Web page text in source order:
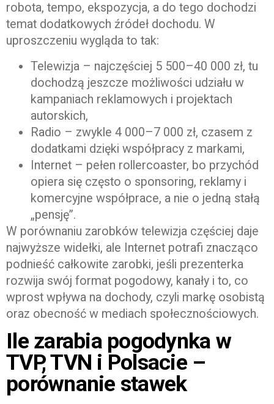
robota, tempo, ekspozycja, a do tego dochodzi
temat dodatkowych źródeł dochodu. W
uproszczeniu wygląda to tak:
Telewizja – najczęściej 5 500–40 000 zł, tu
dochodzą jeszcze możliwości udziału w
kampaniach reklamowych i projektach
autorskich,
Radio – zwykle 4 000–7 000 zł, czasem z
dodatkami dzięki współpracy z markami,
Internet – pełen rollercoaster, bo przychód
opiera się często o sponsoring, reklamy i
komercyjne współprace, a nie o jedną stałą
„pensję”.
W porównaniu zarobków telewizja częściej daje
najwyższe widełki, ale Internet potrafi znacząco
podnieść całkowite zarobki, jeśli prezenterka
rozwija swój format pogodowy, kanały i to, co
wprost wpływa na dochody, czyli markę osobistą
oraz obecność w mediach społecznościowych.
Ile zarabia pogodynka w
TVP, TVN i Polsacie –
porównanie stawek